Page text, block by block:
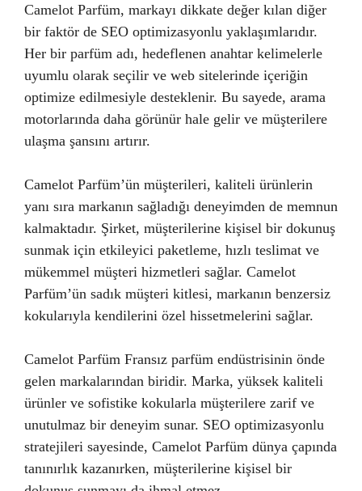
Camelot Parfüm, markayı dikkate değer kılan diğer
bir faktör de SEO optimizasyonlu yaklaşımlarıdır.
Her bir parfüm adı, hedeflenen anahtar kelimelerle
uyumlu olarak seçilir ve web sitelerinde içeriğin
optimize edilmesiyle desteklenir. Bu sayede, arama
motorlarında daha görünür hale gelir ve müşterilere
ulaşma şansını artırır.
Camelot Parfüm’ün müşterileri, kaliteli ürünlerin
yanı sıra markanın sağladığı deneyimden de memnun
kalmaktadır. Şirket, müşterilerine kişisel bir dokunuş
sunmak için etkileyici paketleme, hızlı teslimat ve
mükemmel müşteri hizmetleri sağlar. Camelot
Parfüm’ün sadık müşteri kitlesi, markanın benzersiz
kokularıyla kendilerini özel hissetmelerini sağlar.
Camelot Parfüm Fransız parfüm endüstrisinin önde
gelen markalarından biridir. Marka, yüksek kaliteli
ürünler ve sofistike kokularla müşterilere zarif ve
unutulmaz bir deneyim sunar. SEO optimizasyonlu
stratejileri sayesinde, Camelot Parfüm dünya çapında
tanınırlık kazanırken, müşterilerine kişisel bir